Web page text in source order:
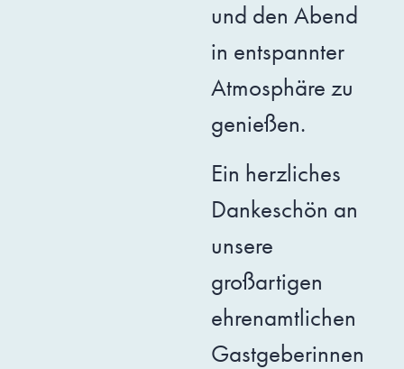
und den Abend
in entspannter
Atmosphäre zu
genießen.
Ein herzliches
Dankeschön an
unsere
großartigen
ehrenamtlichen
Gastgeberinnen